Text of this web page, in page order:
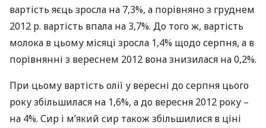
вартість яєць зросла на 7,3%, а порівняно з груднем
2012 р. вартість впала на 3,7%. До того ж, вартість
молока в цьому місяці зросла 1,4% щодо серпня, а в
порівнянні з вереснем 2012 вона знизилася на 0,2%.
При цьому вартість олії у вересні до серпня цього
року збільшилася на 1,6%, а до вересня 2012 року –
на 4%. Сир і м’який сир також збільшилися в ціні